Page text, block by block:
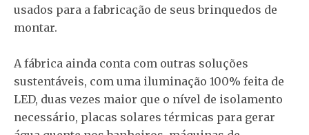
usados para a fabricação de seus brinquedos de
montar.
A fábrica ainda conta com outras soluções
sustentáveis, com uma iluminação 100% feita de
LED, duas vezes maior que o nível de isolamento
necessário, placas solares térmicas para gerar